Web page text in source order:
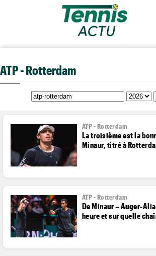
ATP - Rotterdam
ATP - Rotterdam
La troisième est la
Minaur, titré à
ATP - Rotterdam
De Minaur – Auger-
heure et sur quelle